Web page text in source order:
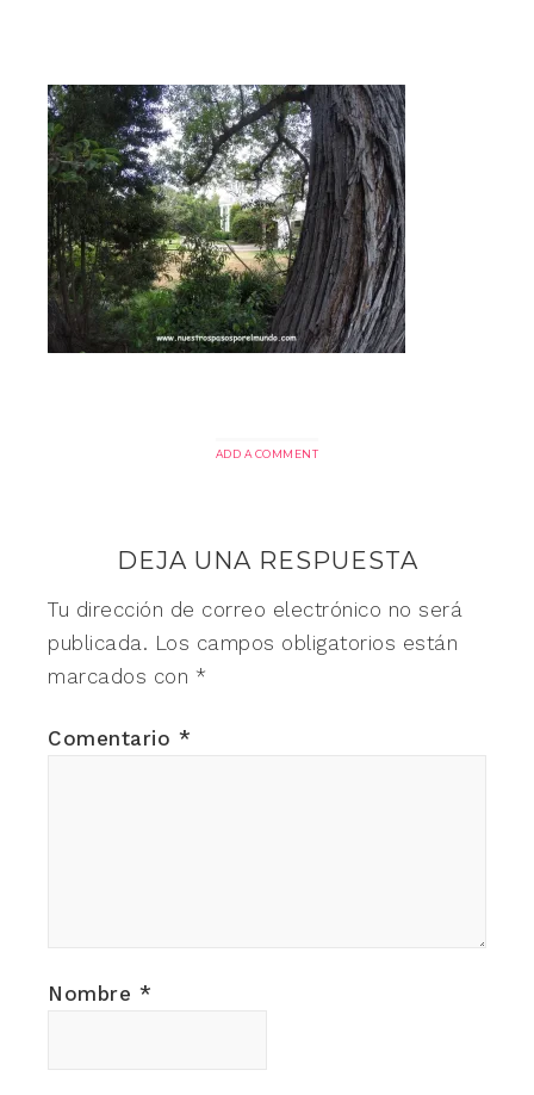
ADD A COMMENT
DEJA UNA RESPUESTA
Tu dirección de correo electrónico no será
publicada. Los campos obligatorios están
marcados con *
Comentario *
Nombre *